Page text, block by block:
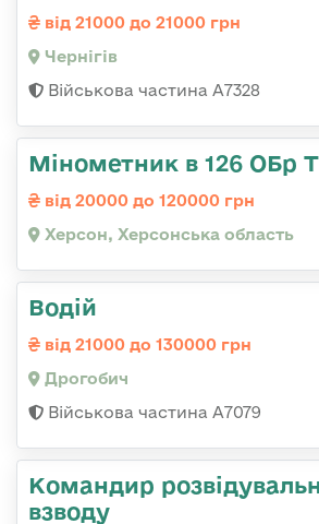
від 21000 до 21000 грн
Чернігів
Військова частина А7328
Мінометник в 126 ОБр
від 20000 до 120000 грн
Херсон, Херсонська область
Водій
від 21000 до 130000 грн
Дрогобич
Військова частина А7079
Командир
взводу